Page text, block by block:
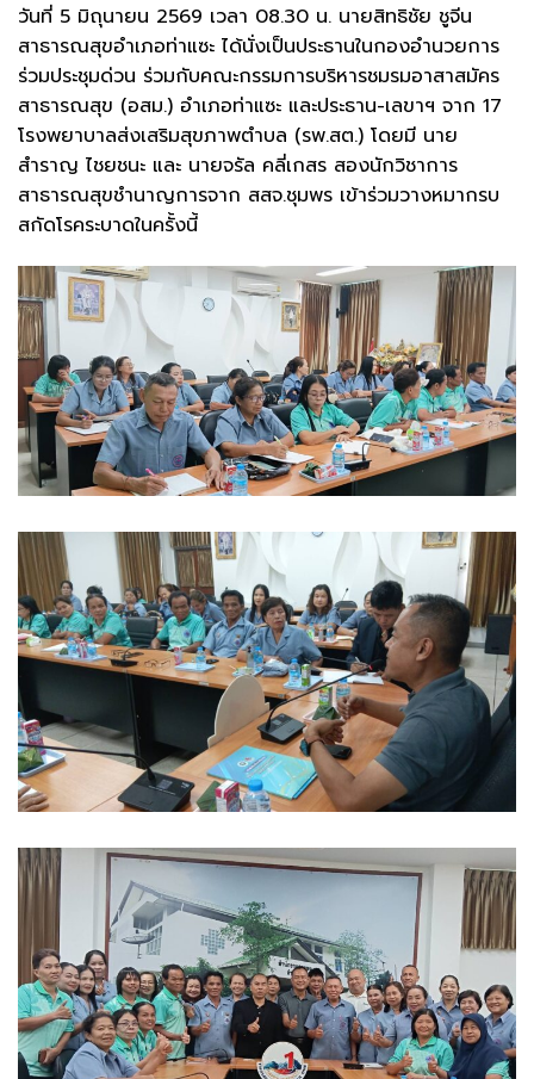
วันที่ 5 มิถุนายน 2569 เวลา 08.30 น. นายสิทธิชัย ชูจีน
สาธารณสุขอำเภอท่าแซะ ได้นั่งเป็นประธานในกองอำนวยการ
ร่วมประชุมด่วน ร่วมกับคณะกรรมการบริหารชมรมอาสาสมัคร
สาธารณสุข (อสม.) อำเภอท่าแซะ และประธาน-เลขาฯ จาก 17
โรงพยาบาลส่งเสริมสุขภาพตำบล (รพ.สต.) โดยมี นาย
สำราญ ไชยชนะ และ นายจรัล คลี่เกสร สองนักวิชาการ
สาธารณสุขชำนาญการจาก สสจ.ชุมพร เข้าร่วมวางหมากรบ
สกัดโรคระบาดในครั้งนี้